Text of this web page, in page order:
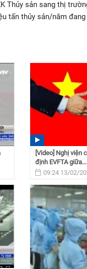
Thủy sản sang thị
tấn thủy sản/năm
[Video] Nghị viện
định EVFTA giữa...
09:24 13/02/